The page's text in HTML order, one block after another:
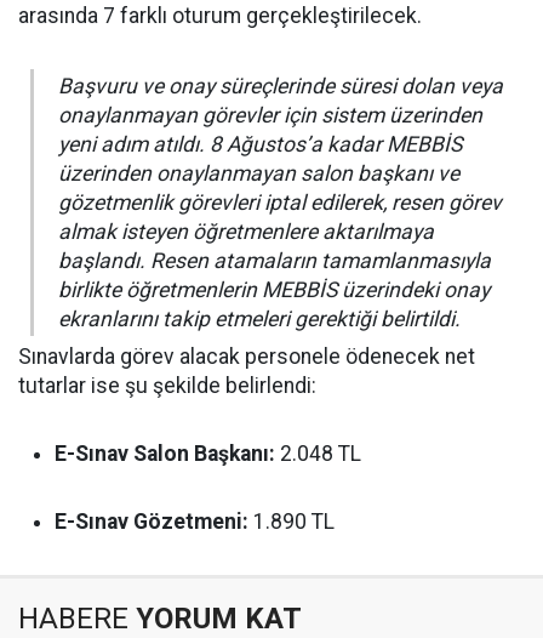
arasında 7 farklı oturum gerçekleştirilecek.
Başvuru ve onay süreçlerinde süresi dolan veya
onaylanmayan görevler için sistem üzerinden
yeni adım atıldı. 8 Ağustos’a kadar MEBBİS
üzerinden onaylanmayan salon başkanı ve
gözetmenlik görevleri iptal edilerek, resen görev
almak isteyen öğretmenlere aktarılmaya
başlandı. Resen atamaların tamamlanmasıyla
birlikte öğretmenlerin MEBBİS üzerindeki onay
ekranlarını takip etmeleri gerektiği belirtildi.
Sınavlarda görev alacak personele ödenecek net
tutarlar ise şu şekilde belirlendi:
E-Sınav Salon Başkanı: 2.048 TL
E-Sınav Gözetmeni: 1.890 TL
HABERE YORUM KAT